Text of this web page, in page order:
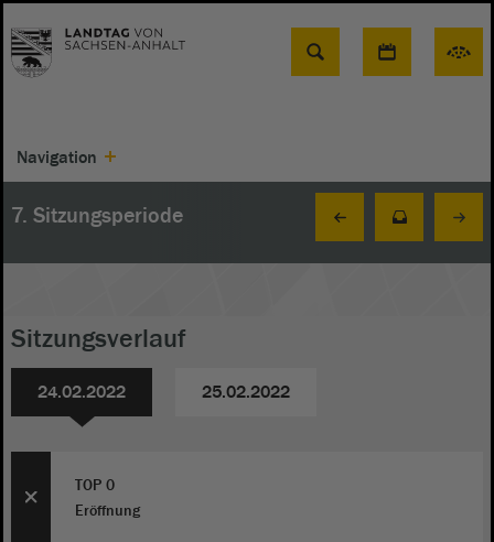
Suche
Navigation
7. Sitzungsperiode
Sitzungsverlauf
24.02.2022 25.02.2022
TOP 0
Eröffnung